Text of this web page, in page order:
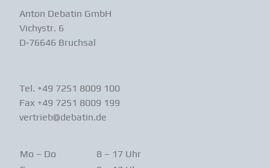
Anton Debatin GmbH
Vichystr. 6
D‑76646 Bruchsal
Tel. +49 7251 8009 100
Fax +49 7251 8009 199
vertrieb@debatin.de
Mo – Do
8 – 17 Uhr